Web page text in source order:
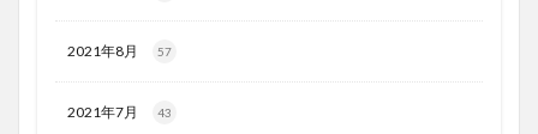
2021年8月 57
2021年7月 43